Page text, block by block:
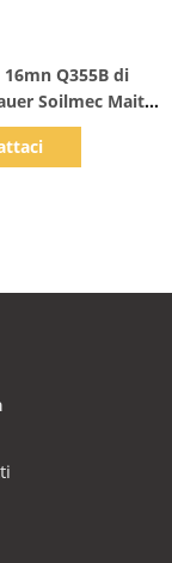
Q355B di
Soilmec Mait
Rig